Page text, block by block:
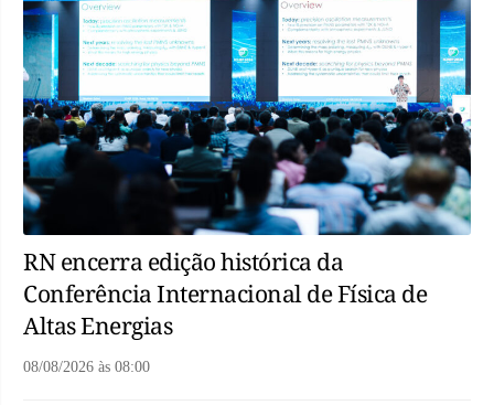
RN encerra edição histórica da
Conferência Internacional de Física de
Altas Energias
08/08/2026 às 08:00